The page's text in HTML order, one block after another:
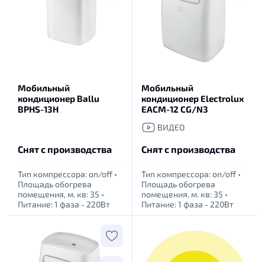
Мобильный
кондиционер Ballu
BPHS-13H
Снят с производства
Тип компрессора: оn/off •
Площадь обогрева
помещения, м. кв: 35 •
Питание: 1 фаза - 220Вт
Мобильный
кондиционер Electrolux
EACM-12 CG/N3
ВИДЕО
Снят с производства
Тип компрессора: оn/off •
Площадь обогрева
помещения, м. кв: 35 •
Питание: 1 фаза - 220Вт